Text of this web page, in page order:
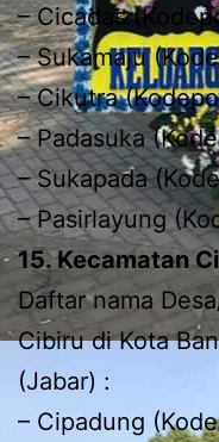
– Cicadas
– Sukamaju
– Cikutra
– Padasuka
– Sukapada
– Pasirlayung
15. Kecamatan
Daftar nama
Cibiru di Kota
(Jabar) :
– Cipadung